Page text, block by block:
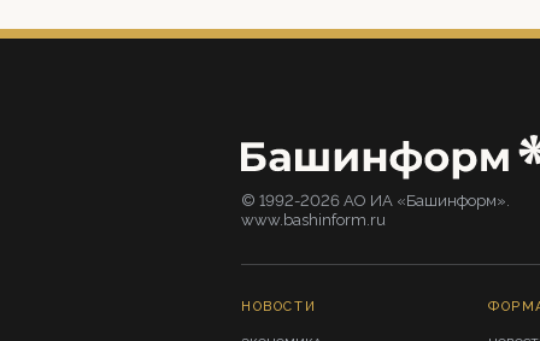
© 1992-2026 АО ИА «Башинформ».
www.bashinform.ru
НОВОСТИ